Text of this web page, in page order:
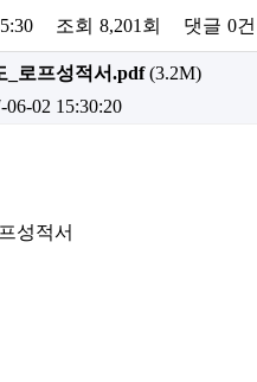
조회 8,201회 댓글 0건
_로프성적서.pdf(3.2M)
02 15:30:20
성적서